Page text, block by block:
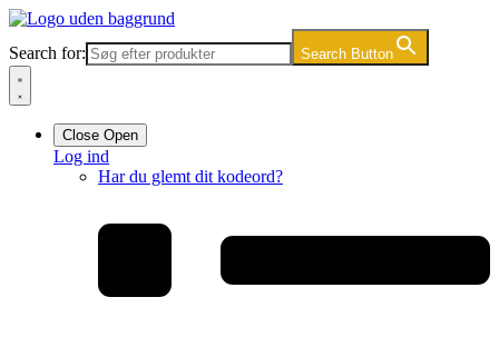
Videre
indhold
Search for: Search Button
Close Open
Log ind
Har du glemt dit kodeord?